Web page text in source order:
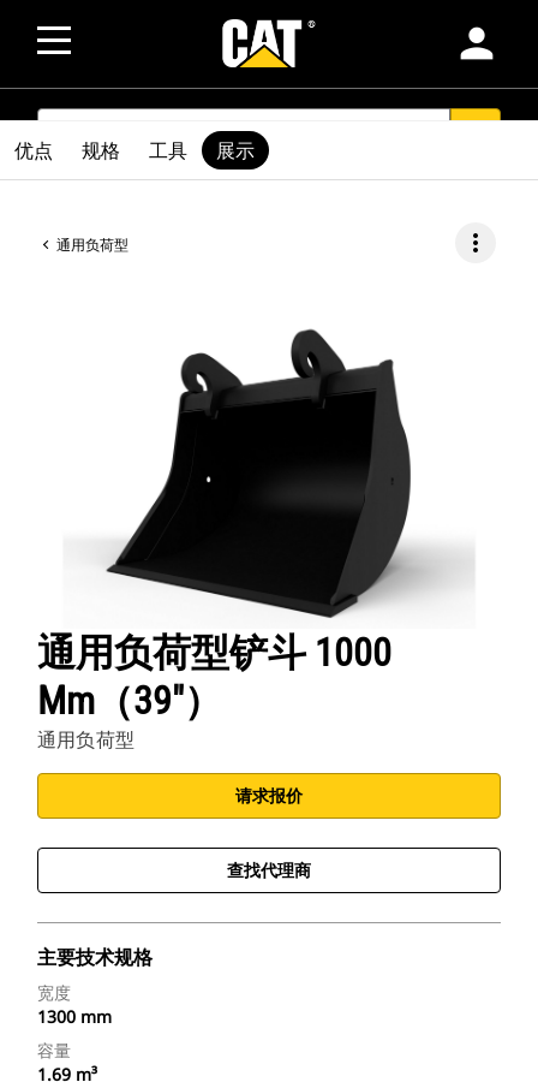
person
SEARCH
通用负荷型 more_vert
通用负荷型铲斗 1000
Mm（39"）
通用负荷型
请求报价
查找代理商
主要技术规格
宽度
1300 mm
容量
1.69 m³
优点 规格 工具 展示